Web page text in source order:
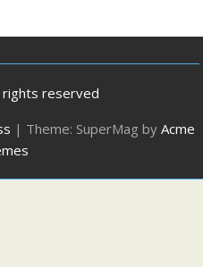
reserved
| Theme: SuperMag by Acme